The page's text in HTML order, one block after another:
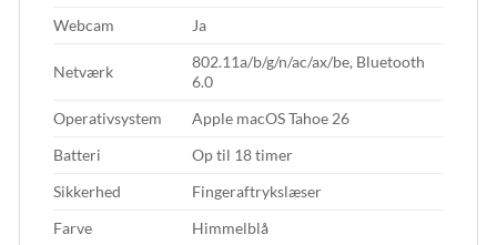
Webcam
Ja
Netværk
802.11a/b/g/n/ac/ax/be, Bluetooth
6.0
Operativsystem
Apple macOS Tahoe 26
Batteri
Op til 18 timer
Sikkerhed
Fingeraftrykslæser
Farve
Himmelblå